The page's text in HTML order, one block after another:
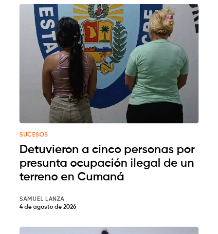
SUCESOS
Detuvieron a cinco personas por
presunta ocupación ilegal de un
terreno en Cumaná
SAMUEL LANZA
4 de agosto de 2026